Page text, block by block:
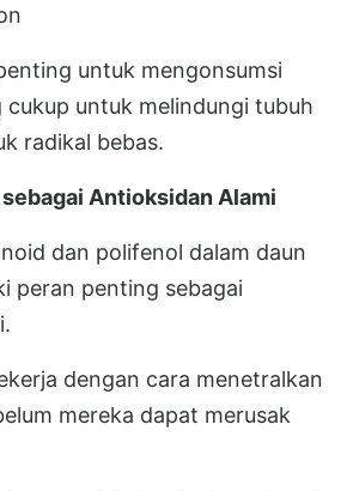
untuk mengonsumsi
untuk melindungi tubuh
radikal bebas.
Antioksidan Alami
dan polifenol dalam daun
peran penting sebagai
dengan cara menetralkan
mereka dapat merusak